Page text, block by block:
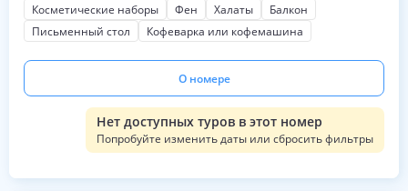
Косметические наборы
Фен Халаты
Балкон
Письменный стол
Кофеварка или кофемашина
О номере
Нет доступных туров в этот номер
Попробуйте изменить даты или сбросить фильтры